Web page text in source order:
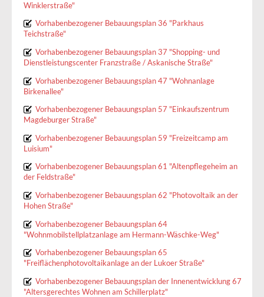
Winklerstraße"
Vorhabenbezogener Bebauungsplan 36 "Parkhaus
Teichstraße"
Vorhabenbezogener Bebauungsplan 37 "Shopping- und
Dienstleistungscenter Franzstraße / Askanische Straße"
Vorhabenbezogener Bebauungsplan 47 "Wohnanlage
Birkenallee"
Vorhabenbezogener Bebauungsplan 57 "Einkaufszentrum
Magdeburger Straße"
Vorhabenbezogener Bebauungsplan 59 "Freizeitcamp am
Luisium"
Vorhabenbezogener Bebauungsplan 61 "Altenpflegeheim an
der Feldstraße"
Vorhabenbezogener Bebauungsplan 62 "Photovoltaik an der
Hohen Straße"
Vorhabenbezogener Bebauungsplan 64
"Wohnmobilstellplatzanlage am Hermann-Wäschke-Weg"
Vorhabenbezogener Bebauungsplan 65
"Freiflächenphotovoltaikanlage an der Lukoer Straße"
Vorhabenbezogener Bebauungsplan der Innenentwicklung 67
"Altersgerechtes Wohnen am Schillerplatz"